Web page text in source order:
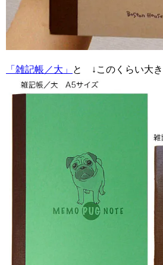
「雑記帳／大」 と ↓このくらい大き